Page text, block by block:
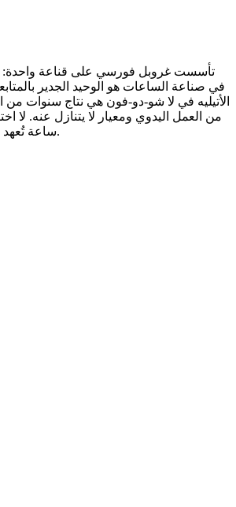
تأسست غروبل فورسي على قناعة واحدة:
في صناعة الساعات هو الوحيد الجدير
الأتيليه في لا شو-دو-فون هي نتاج سنوات
من العمل اليدوي ومعيار لا يتنازل عنه. لا
ساعة تُعهد إلى هاوٍ يفهم ما يحمله.